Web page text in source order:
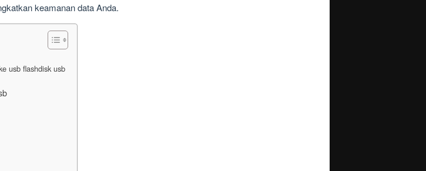
keamanan data Anda.
usb flashdisk usb